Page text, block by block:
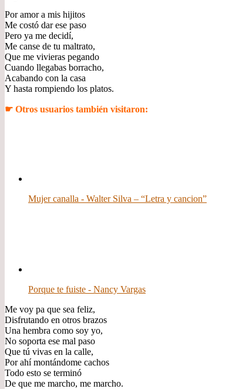
Por amor a mis hijitos
Me costó dar ese paso
Pero ya me decidí,
Me canse de tu maltrato,
Que me vivieras pegando
Cuando llegabas borracho,
Acabando con la casa
Y hasta rompiendo los platos.
☛ Otros usuarios también visitaron:
Mujer canalla - Walter Silva – “Letra y cancion”
Porque te fuiste - Nancy Vargas
Me voy pa que sea feliz,
Disfrutando en otros brazos
Una hembra como soy yo,
No soporta ese mal paso
Que tú vivas en la calle,
Por ahí montándome cachos
Todo esto se terminó
De que me marcho, me marcho.